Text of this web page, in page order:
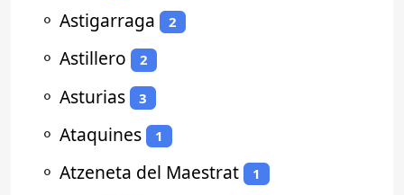
⚬ Astigarraga 2
⚬ Astillero 2
⚬ Asturias 3
⚬ Ataquines 1
⚬ Atzeneta del Maestrat 1